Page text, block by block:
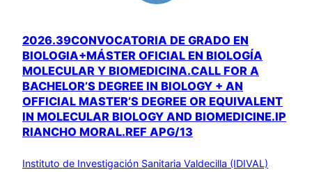
2026.39CONVOCATORIA DE GRADO EN
BIOLOGIA+MÁSTER OFICIAL EN BIOLOGÍA
MOLECULAR Y BIOMEDICINA.CALL FOR A
BACHELOR’S DEGREE IN BIOLOGY + AN
OFFICIAL MASTER’S DEGREE OR EQUIVALENT
IN MOLECULAR BIOLOGY AND BIOMEDICINE.IP
RIANCHO MORAL.REF APG/13
Instituto de Investigación Sanitaria Valdecilla (IDIVAL)